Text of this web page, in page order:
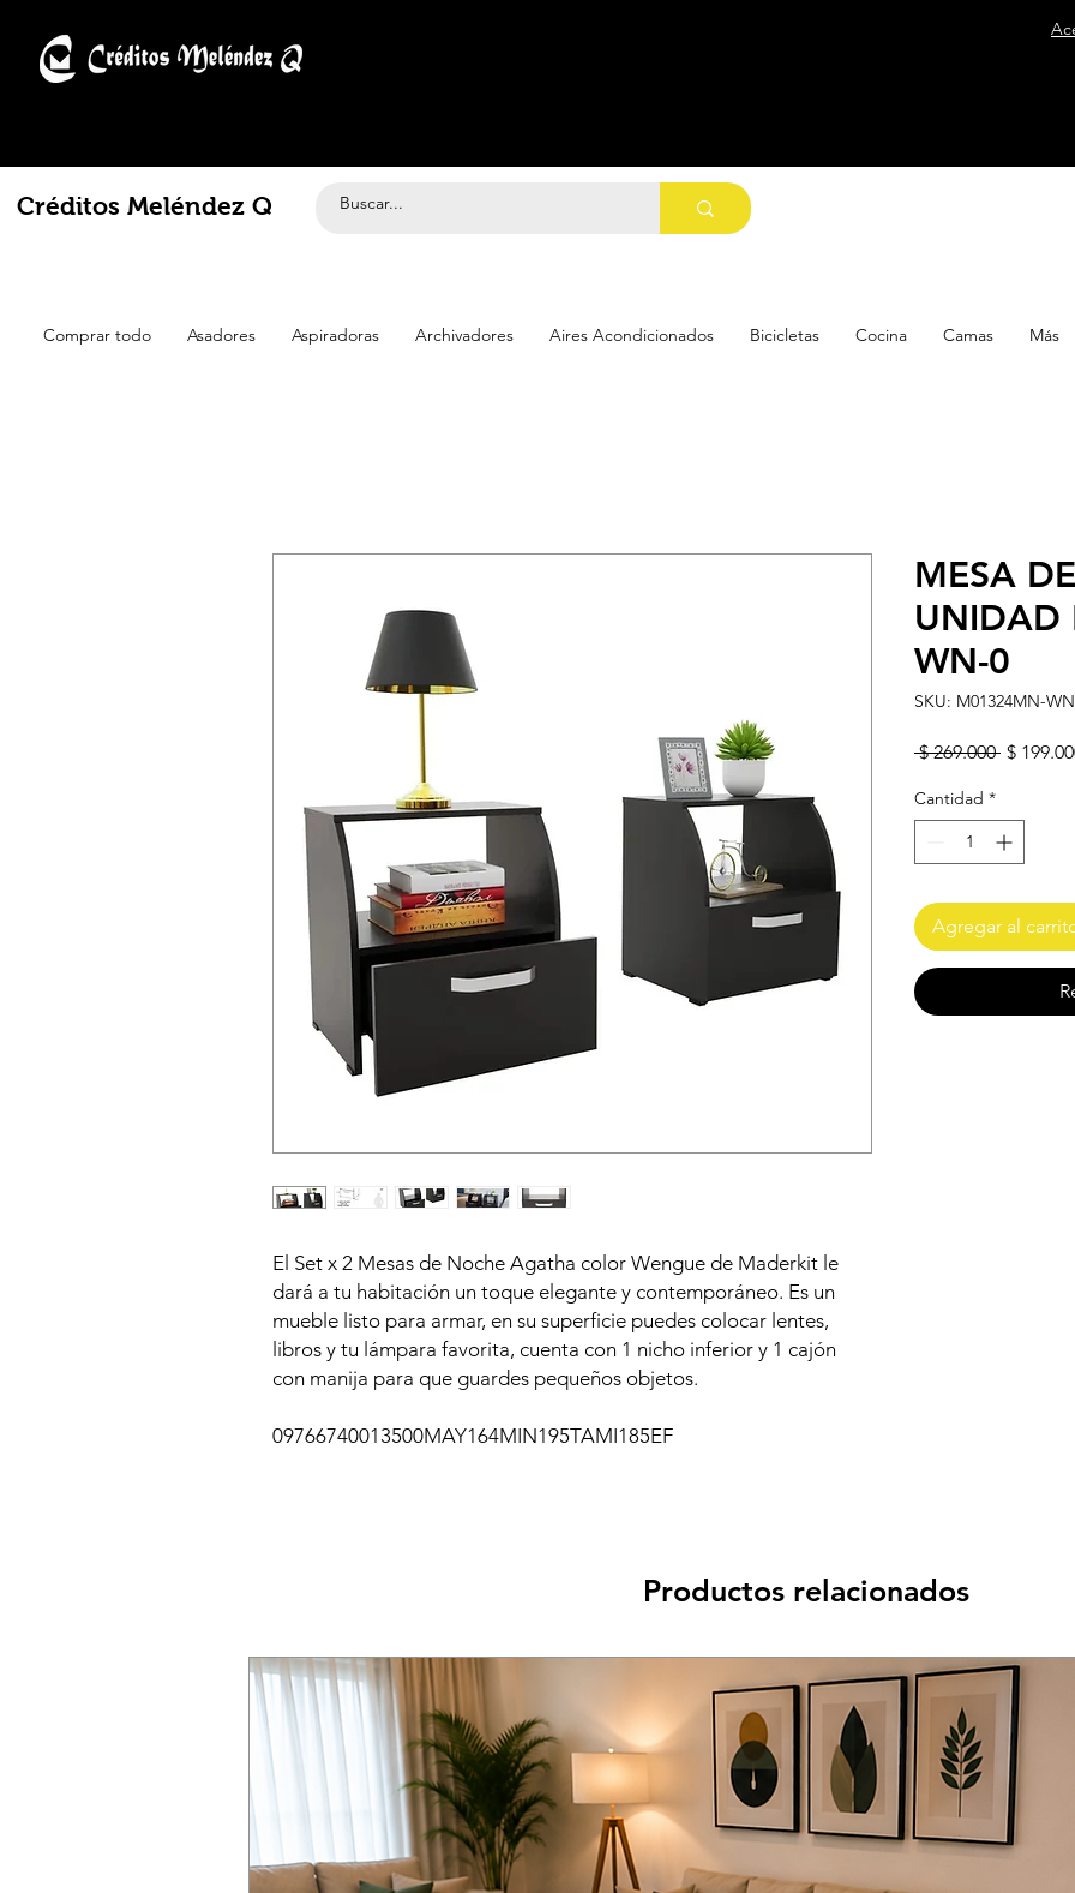
Créditos Meléndez Q
Comprar todo Asadores Aspiradoras Archivadores Aires Acondicionados Bicicletas Cocina Camas Más
El Set x 2 Mesas de Noche Agatha color Wengue de Maderkit le
dará a tu habitación un toque elegante y contemporáneo. Es un
mueble listo para armar, en su superficie puedes colocar lentes,
libros y tu lámpara favorita, cuenta con 1 nicho inferior y 1 cajón
con manija para que guardes pequeños objetos.
09766740013500MAY164MIN195TAMI185EF
MESA
WN-0
SKU: M01324MN-
$ 269.000 Precio
$
Cantidad *
Agregar al
Productos relacionados